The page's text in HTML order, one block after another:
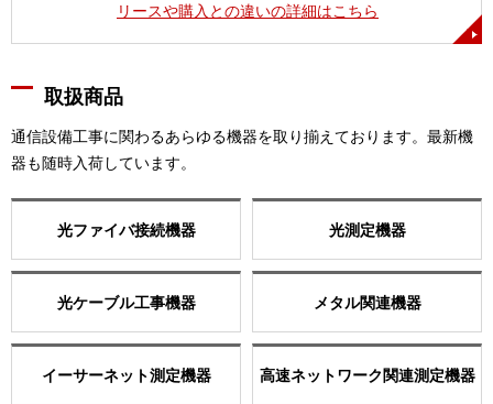
リースや購入との違いの詳細はこちら
取扱商品
通信設備工事に関わるあらゆる機器を取り揃えております。最新機
器も随時入荷しています。
光ファイバ接続機器 光測定機器
光ケーブル工事機器 メタル関連機器
イーサーネット測定機器 高速ネットワーク関連測定機器